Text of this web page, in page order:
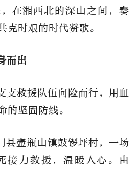
在湘西北的深山之间，奏
克时艰的时代赞歌。
而出
支救援队伍向险而行，用血
的坚固防线。
县壶瓶山镇鼓锣坪村，一场
接力救援，温暖人心。由